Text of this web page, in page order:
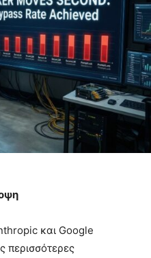
και Google
περισσότερες